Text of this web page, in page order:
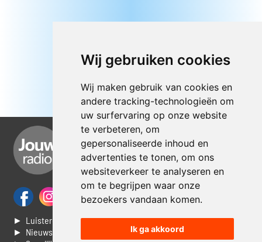
Wij gebruiken cookies
Wij maken gebruik van cookies en
andere tracking-technologieën om
uw surfervaring op onze website
te verbeteren, om
gepersonaliseerde inhoud en
advertenties te tonen, om ons
websiteverkeer te analyseren en
om te begrijpen waar onze
bezoekers vandaan komen.
Ik ga akkoord
► Luisteren naar Jouwradio
► Nieuws